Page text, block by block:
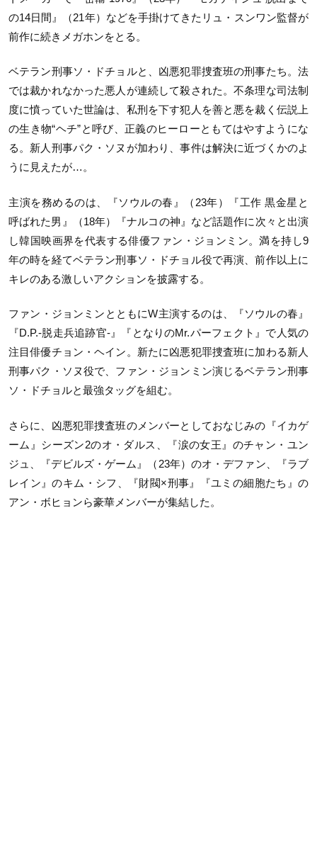
の14日間』（21年）などを手掛けてきたリュ・スンワン監督が
前作に続きメガホンをとる。
ベテラン刑事ソ・ドチョルと、凶悪犯罪捜査班の刑事たち。法
では裁かれなかった悪人が連続して殺された。不条理な司法制
度に憤っていた世論は、私刑を下す犯人を善と悪を裁く伝説上
の生き物“ヘチ”と呼び、正義のヒーローともてはやすようにな
る。新人刑事パク・ソヌが加わり、事件は解決に近づくかのよ
うに見えたが…。
主演を務めるのは、『ソウルの春』（23年）『工作 黒金星と
呼ばれた男』（18年）『ナルコの神』など話題作に次々と出演
し韓国映画界を代表する俳優ファン・ジョンミン。満を持し9
年の時を経てベテラン刑事ソ・ドチョル役で再演、前作以上に
キレのある激しいアクションを披露する。
ファン・ジョンミンとともにW主演するのは、『ソウルの春』
『D.P.-脱走兵追跡官-』『となりのMr.パーフェクト』で人気の
注目俳優チョン・ヘイン。新たに凶悪犯罪捜査班に加わる新人
刑事パク・ソヌ役で、ファン・ジョンミン演じるベテラン刑事
ソ・ドチョルと最強タッグを組む。
さらに、凶悪犯罪捜査班のメンバーとしておなじみの『イカゲ
ーム』シーズン2のオ・ダルス、『涙の女王』のチャン・ユン
ジュ、『デビルズ・ゲーム』（23年）のオ・デファン、『ラブ
レイン』のキム・シフ、『財閥×刑事』『ユミの細胞たち』の
アン・ボヒョンら豪華メンバーが集結した。